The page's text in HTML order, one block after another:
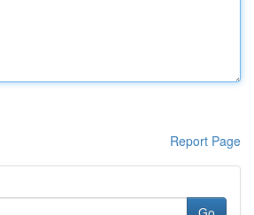
Report Page